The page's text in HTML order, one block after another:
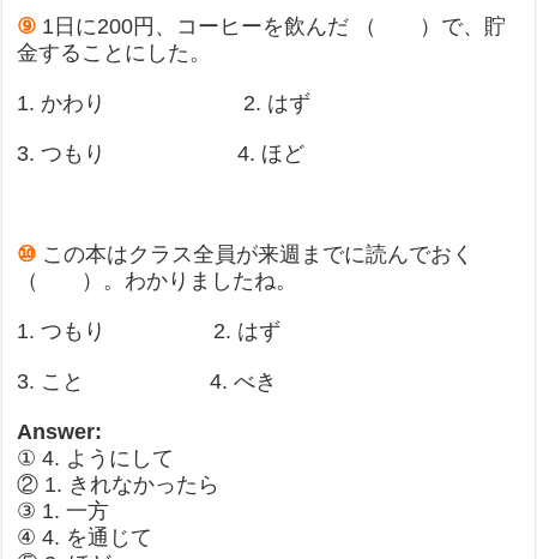
⑨ 1日に200円、コーヒーを飲んだ （ ）で、貯
金することにした。
1. かわり 2. はず
3. つもり 4. ほど
⑩ この本はクラス全員が来週までに読んでおく
（ ）。わかりましたね。
1. つもり 2. はず
3. こと 4. べき
Answer:
① 4. ようにして
② 1. きれなかったら
③ 1. 一方
④ 4. を通じて